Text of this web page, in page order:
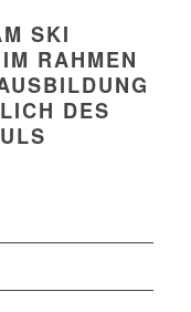
SKI
RAHMEN
DES